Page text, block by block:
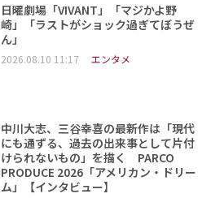
日曜劇場「VIVANT」「マジかよ野
崎」「ラストがショック過ぎてぼうぜ
ん」
2026.08.10 11:17 エンタメ
中川大志、三谷幸喜の最新作は「現代
にも通ずる、過去の出来事として片付
けられないもの」を描く PARCO
PRODUCE 2026「アメリカン・ドリー
ム」【インタビュー】